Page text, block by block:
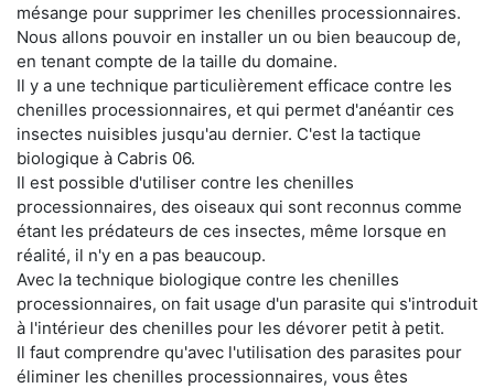
mésange pour supprimer les chenilles processionnaires.
Nous allons pouvoir en installer un ou bien beaucoup de,
en tenant compte de la taille du domaine.
Il y a une technique particulièrement efficace contre les
chenilles processionnaires, et qui permet d'anéantir ces
insectes nuisibles jusqu'au dernier. C'est la tactique
biologique à Cabris 06.
Il est possible d'utiliser contre les chenilles
processionnaires, des oiseaux qui sont reconnus comme
étant les prédateurs de ces insectes, même lorsque en
réalité, il n'y en a pas beaucoup.
Avec la technique biologique contre les chenilles
processionnaires, on fait usage d'un parasite qui s'introduit
à l'intérieur des chenilles pour les dévorer petit à petit.
Il faut comprendre qu'avec l'utilisation des parasites pour
éliminer les chenilles processionnaires, vous êtes